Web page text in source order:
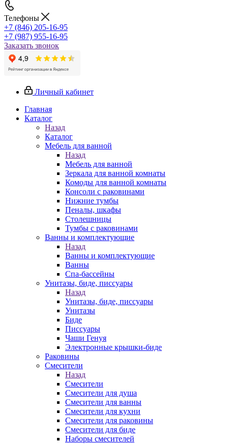
Телефоны
+7 (846) 205-16-95
+7 (987) 955-16-95
Заказать звонок
Личный кабинет
Главная
Каталог
Назад
Каталог
Мебель для ванной
Назад
Мебель для ванной
Зеркала для ванной комнаты
Комоды для ванной комнаты
Консоли с раковинами
Нижние тумбы
Пеналы, шкафы
Столешницы
Тумбы с раковинами
Ванны и комплектующие
Назад
Ванны и комплектующие
Ванны
Спа-бассейны
Унитазы, биде, писсуары
Назад
Унитазы, биде, писсуары
Унитазы
Биде
Писсуары
Чаши Генуя
Электронные крышки-биде
Раковины
Смесители
Назад
Смесители
Смесители для душа
Смесители для ванны
Смесители для кухни
Смесители для раковины
Смесители для биде
Наборы смесителей